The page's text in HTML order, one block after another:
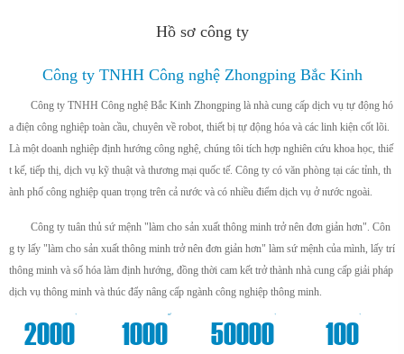
Hồ sơ công ty
Công ty TNHH Công nghệ Zhongping Bắc Kinh
Công ty TNHH Công nghệ Bắc Kinh Zhongping là nhà cung cấp dịch vụ tự động hó
a điện công nghiệp toàn cầu, chuyên về robot, thiết bị tự động hóa và các linh kiện cốt lõi.
Là một doanh nghiệp định hướng công nghệ, chúng tôi tích hợp nghiên cứu khoa học, thiế
t kế, tiếp thị, dịch vụ kỹ thuật và thương mại quốc tế. Công ty có văn phòng tại các tỉnh, th
ành phố công nghiệp quan trọng trên cả nước và có nhiều điểm dịch vụ ở nước ngoài.
Công ty tuân thủ sứ mệnh "làm cho sản xuất thông minh trở nên đơn giản hơn". Côn
g ty lấy "làm cho sản xuất thông minh trở nên đơn giản hơn" làm sứ mệnh của mình, lấy trí
thông minh và số hóa làm định hướng, đồng thời cam kết trở thành nhà cung cấp giải pháp
dịch vụ thông minh và thúc đẩy nâng cấp ngành công nghiệp thông minh.
2000
+
1000
m²
50000
+
100
+